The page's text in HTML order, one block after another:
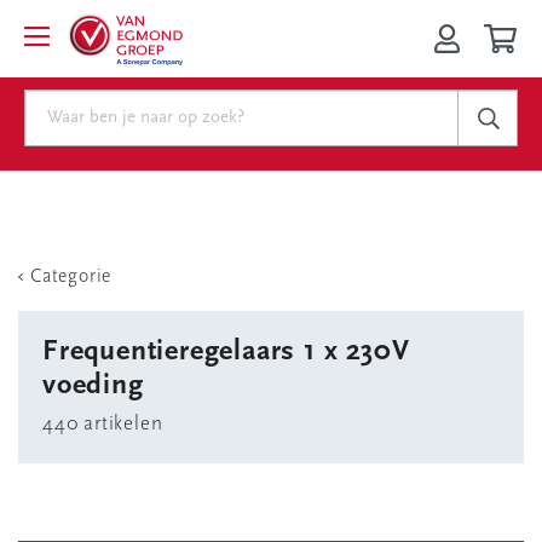
Categorie
Frequentieregelaars 1 x 230V
voeding
440 artikelen